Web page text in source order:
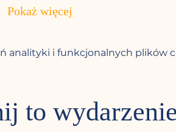
Pokaż więcej
analityki i funkcjonalnych plików
to